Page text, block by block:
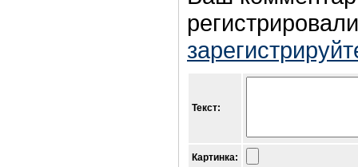
Текст:
Картинка: